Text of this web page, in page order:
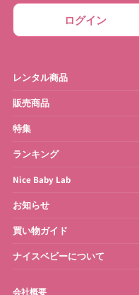
ログイン
レンタル商品
販売商品
特集
ランキング
Nice Baby Lab
お知らせ
買い物ガイド
ナイスベビーについて
会社概要